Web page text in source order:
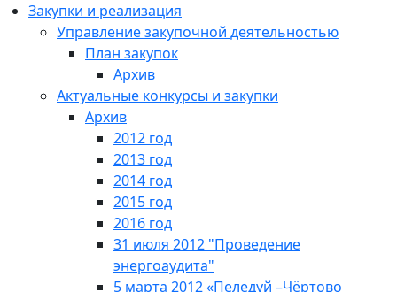
Закупки и реализация
Управление закупочной деятельностью
План закупок
Архив
Актуальные конкурсы и закупки
Архив
2012 год
2013 год
2014 год
2015 год
2016 год
31 июля 2012 "Проведение
энергоаудита"
5 марта 2012 «Пеледуй –Чёртово